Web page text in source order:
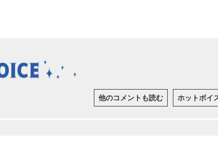
他のコメントも読む ホットボイ